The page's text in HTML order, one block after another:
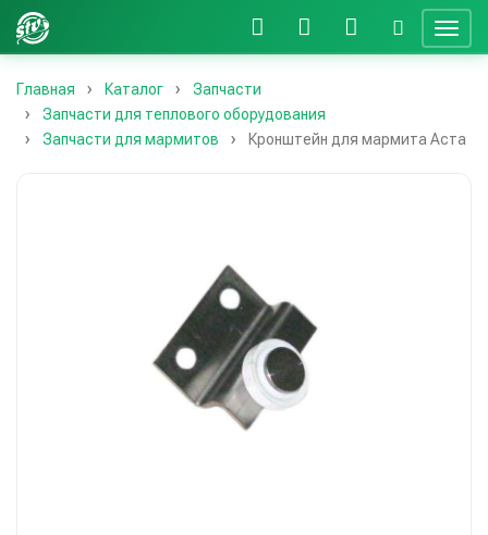
Главная Каталог
Запчасти
Запчасти для теплового оборудования
Запчасти для мармитов
Кронштейн для мармита Аста